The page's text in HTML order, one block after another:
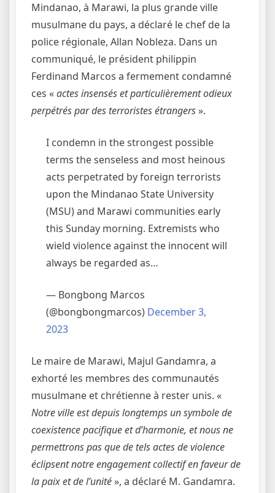
Mindanao, à Marawi, la plus grande ville
musulmane du pays, a déclaré le chef de la
police régionale, Allan Nobleza. Dans un
communiqué, le président philippin
Ferdinand Marcos a fermement condamné
ces «actes insensés et particulièrement odieux
perpétrés par des terroristes étrangers».
I condemn in the strongest possible
terms the senseless and most heinous
acts perpetrated by foreign terrorists
upon the Mindanao State University
(MSU) and Marawi communities early
this Sunday morning. Extremists who
wield violence against the innocent will
always be regarded as…
— Bongbong Marcos
(@bongbongmarcos) December 3,
2023
Le maire de Marawi, Majul Gandamra, a
exhorté les membres des communautés
musulmane et chrétienne à rester unis. «
Notre ville est depuis longtemps un symbole de
coexistence pacifique et d’harmonie, et nous ne
permettrons pas que de tels actes de violence
éclipsent notre engagement collectif en faveur de
la paix et de l’unité», a déclaré M. Gandamra.